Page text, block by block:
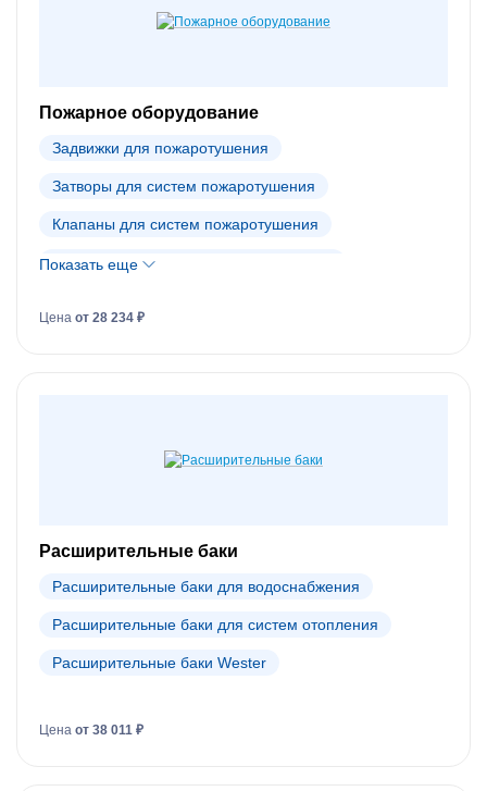
Пожарное оборудование
Задвижки для пожаротушения
Затворы для систем пожаротушения
Клапаны для систем пожаротушения
Пожарное оборудование Tyco (АРХИВ)
Показать еще
Цена от 28 234 ₽
Расширительные баки
Расширительные баки для водоснабжения
Расширительные баки для систем отопления
Расширительные баки Wester
Цена от 38 011 ₽